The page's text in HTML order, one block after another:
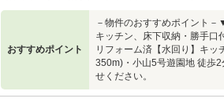
おすすめポイント
－物件のおすすめポイント
キッチン、床下収納・勝手
リフォーム済【水回り】キ
350m)・小山5号遊園地 徒
せください。